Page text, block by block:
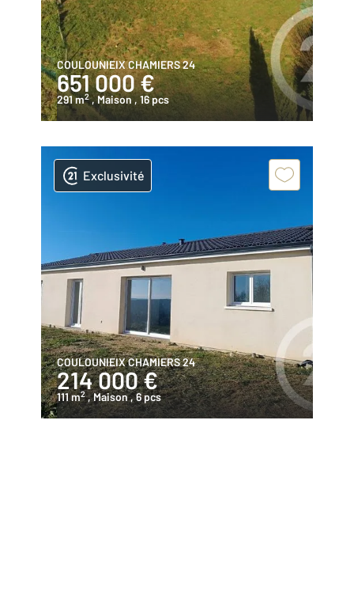
COULOUNIEIX CHAMIERS 24
651 000 €
291 m2 , Maison , 16 pcs
Exclusivité
COULOUNIEIX CHAMIERS 24
214 000 €
111 m2 , Maison, 6 pcs